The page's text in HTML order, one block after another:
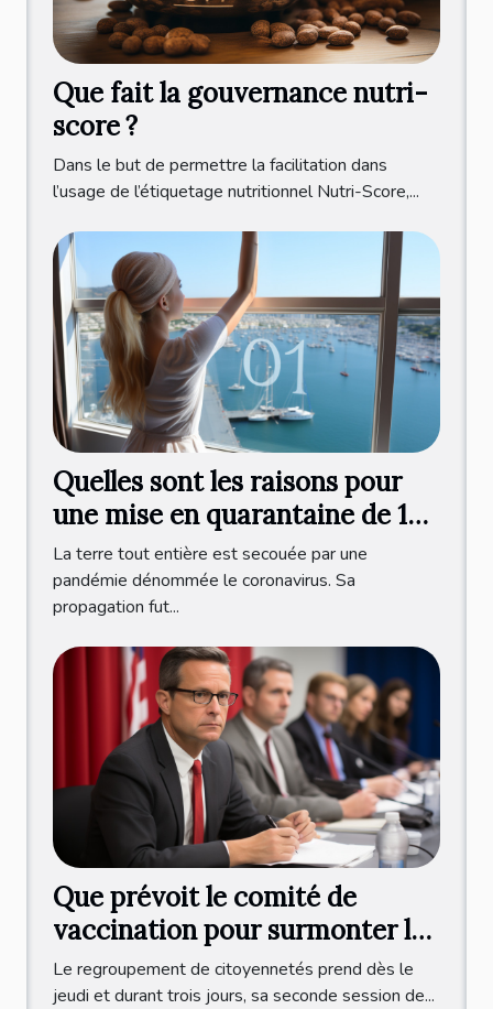
Que fait la gouvernance nutri-
score ?
Dans le but de permettre la facilitation dans
l’usage de l’étiquetage nutritionnel Nutri-Score,...
Quelles sont les raisons pour
une mise en quarantaine de 10
jours après le test ?
La terre tout entière est secouée par une
pandémie dénommée le coronavirus. Sa
propagation fut...
Que prévoit le comité de
vaccination pour surmonter la
crise sanitaire ?
Le regroupement de citoyennetés prend dès le
jeudi et durant trois jours, sa seconde session de...